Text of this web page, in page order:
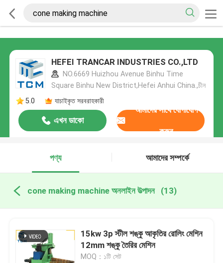
HEFEI TRANCAR INDUSTRIES CO.,LTD
NO.6669 Huizhou Avenue Binhu Time
Square Binhu New District,Hefei Anhui China.,চীন
5.0
যাচাইকৃত সরবরাহকারী
এখন ডাকো
আমাদের সাথে যোগাযোগ
করুন
পণ্য আমাদের সম্পর্কে
cone making machine অনলাইন উত্পাদন (13)
15kw 3p স্টীল শঙ্কু আকৃতির রোলিং মেশিন
12mm শঙ্কু তৈরির মেশিন
MOQ：১টি সেট